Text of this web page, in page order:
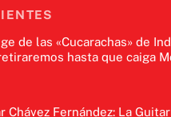
de las «Cucarachas» de
hasta que caiga
Chávez Fernández: La